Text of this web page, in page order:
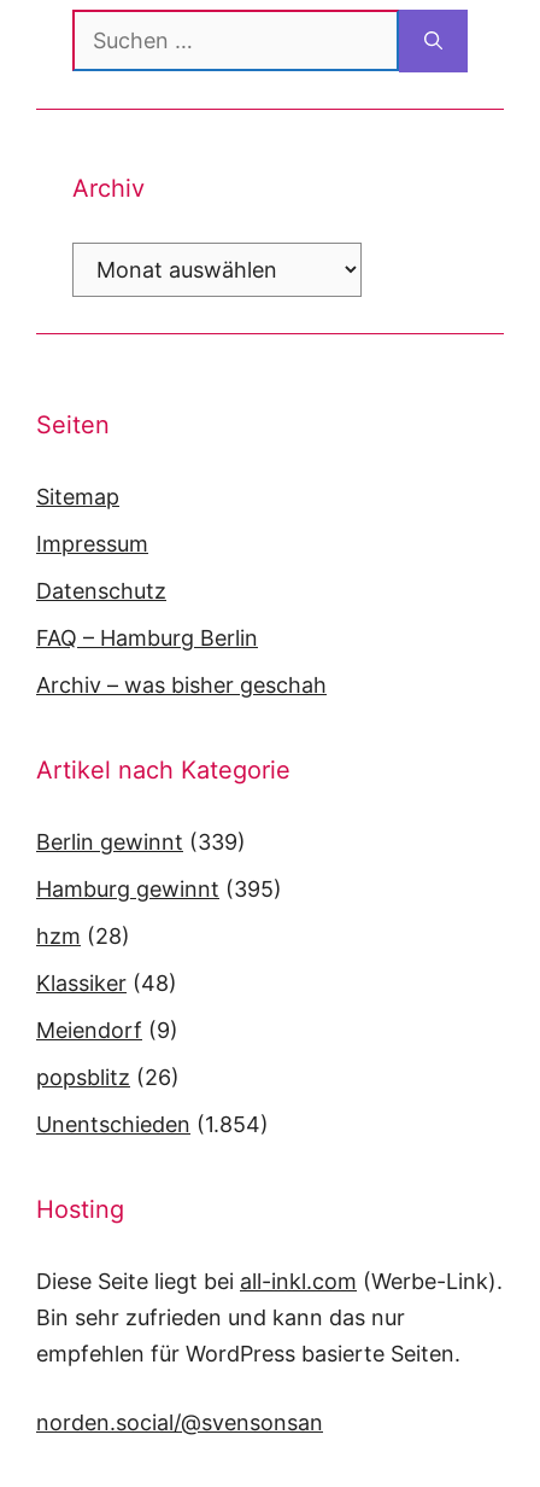
Suchen
nach:
Archiv
Archiv
Seiten
Sitemap
Impressum
Datenschutz
FAQ – Hamburg Berlin
Archiv – was bisher geschah
Artikel nach Kategorie
Berlin gewinnt (339)
Hamburg gewinnt (395)
hzm (28)
Klassiker (48)
Meiendorf (9)
popsblitz (26)
Unentschieden (1.854)
Hosting
Diese Seite liegt bei all-inkl.com (Werbe-Link).
Bin sehr zufrieden und kann das nur
empfehlen für WordPress basierte Seiten.
norden.social/@svensonsan